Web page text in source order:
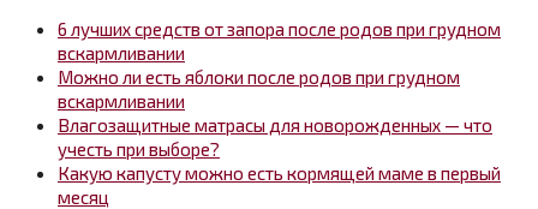
6 лучших средств от запора после родов при грудном
вскармливании
Можно ли есть яблоки после родов при грудном
вскармливании
Влагозащитные матрасы для новорожденных — что
учесть при выборе?
Какую капусту можно есть кормящей маме в первый
месяц